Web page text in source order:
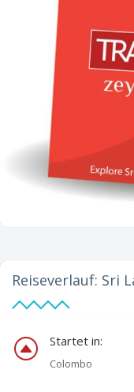
Reiseverlauf: Sri
F Startet in:
Colombo